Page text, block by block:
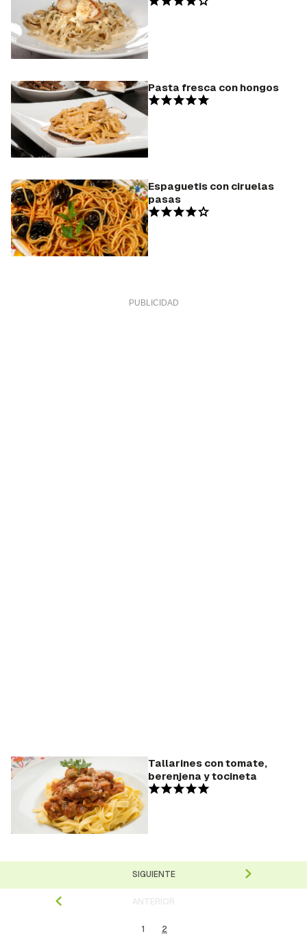
Pasta fresca con hongos
Espaguetis con ciruelas
pasas
Tallarines con tomate,
berenjena y tocineta
ANTERIOR
1 2
SIGUIENTE